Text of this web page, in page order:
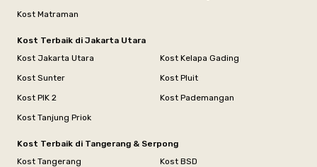
Kost Matraman
Kost Terbaik di Jakarta Utara
Kost Jakarta Utara
Kost Kelapa Gading
Kost Sunter
Kost Pluit
Kost PIK 2
Kost Pademangan
Kost Tanjung Priok
Kost Terbaik di Tangerang & Serpong
Kost Tangerang
Kost BSD